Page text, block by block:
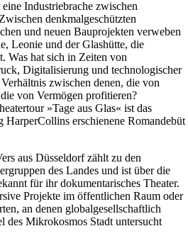
Industriebrache zwischen
denkmalgeschützten
und neuen Bauprojekten verweben
Leonie und der Glashütte, die
Was hat sich in Zeiten von
Digitalisierung und technologischer
zwischen denen, die von
von Vermögen profitieren?
»Tage aus Glas« ist das
HarperCollins erschienene Romandebüt
aus Düsseldorf zählt zu den
des Landes und ist über die
für ihr dokumentarisches Theater.
Projekte im öffentlichen Raum oder
an denen globalgesellschaftlich
des Mikrokosmos Stadt untersucht